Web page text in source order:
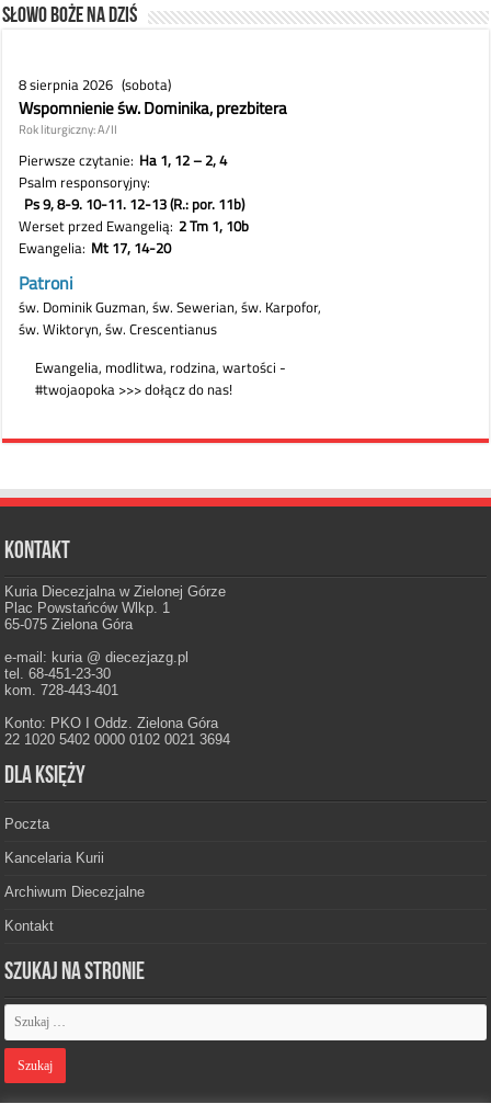
Słowo Boże na dziś
Kontakt
Kuria Diecezjalna w Zielonej Górze
Plac Powstańców Wlkp. 1
65-075 Zielona Góra
e-mail: kuria @ diecezjazg.pl
tel. 68-451-23-30
kom. 728-443-401
Konto: PKO I Oddz. Zielona Góra
22 1020 5402 0000 0102 0021 3694
Dla księży
Poczta
Kancelaria Kurii
Archiwum Diecezjalne
Kontakt
Szukaj na stronie